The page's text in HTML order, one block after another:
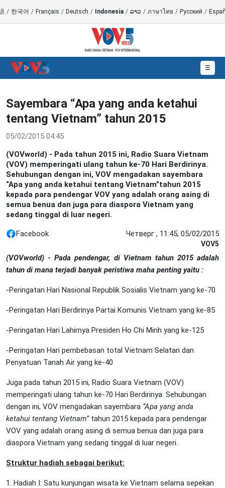
/ 한국어 / Français / Deutsch / Indonesia / ລາວ / ภาษาไทย / Русский /
☰
Sayembara “Apa yang anda ketahui
tentang Vietnam” tahun 2015
05/02/2015 04:45
(VOVworld) - Pada tahun 2015 ini, Radio Suara Vietnam
(VOV) memperingati ulang tahun ke-70 Hari Berdirinya.
Sehubungan dengan ini, VOV mengadakan sayembara
“Apa yang anda ketahui tentang Vietnam”tahun 2015
kepada para pendengar VOV yang adalah orang asing di
semua benua dan juga para diaspora Vietnam yang
sedang tinggal di luar negeri.
Facebook Четверг , 11:45, 05/02/2015
VOV5
(VOVworld) - Pada pendengar, di Vietnam tahun 2015 adalah
tahun di mana terjadi banyak peristiwa maha penting yaitu :
-Peringatan Hari Nasional Republik Sosialis Vietnam yang ke-70
-Peringatan Hari Berdirinya Partai Komunis Vietnam yang ke-85
-Peringatan Hari Lahirnya Presiden Ho Chi Minh yang ke-125
-Peringatan Hari pembebasan total Vietnam Selatan dan
Penyatuan Tanah Air yang ke-40
Juga pada tahun 2015 ini, Radio Suara Vietnam (VOV)
memperingati ulang tahun ke-70 Hari Berdirinya. Sehubungan
dengan ini, VOV mengadakan sayembara “Apa yang anda
ketahui tentang Vietnam”tahun 2015 kepada para pendengar
VOV yang adalah orang asing di semua benua dan juga para
diaspora Vietnam yang sedang tinggal di luar negeri.
Struktur hadiah sebagai berikut:
1. Hadiah I: Satu kunjungan wisata ke Vietnam selama sepekan